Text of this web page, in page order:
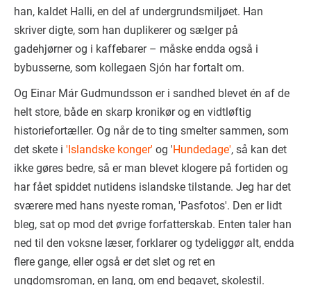
han, kaldet Halli, en del af undergrundsmiljøet. Han
skriver digte, som han duplikerer og sælger på
gadehjørner og i kaffebarer – måske endda også i
bybusserne, som kollegaen Sjón har fortalt om.
Og Einar Már Gudmundsson er i sandhed blevet én af de
helt store, både en skarp kronikør og en vidtløftig
historiefortæller. Og når de to ting smelter sammen, som
det skete i 'Islandske konger' og 'Hundedage', så kan det
ikke gøres bedre, så er man blevet klogere på fortiden og
har fået spiddet nutidens islandske tilstande. Jeg har det
sværere med hans nyeste roman, 'Pasfotos'. Den er lidt
bleg, sat op mod det øvrige forfatterskab. Enten taler han
ned til den voksne læser, forklarer og tydeliggør alt, endda
flere gange, eller også er det slet og ret en
ungdomsroman, en lang, om end begavet, skolestil.